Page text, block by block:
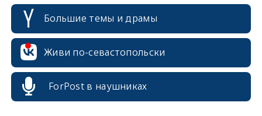
Большие темы и драмы
Живи по-севастопольски
ForPost в наушниках
erid: 2SDnjcrDNw6